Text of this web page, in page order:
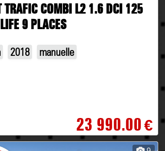
TRAFIC COMBI L2 1.6 DCI 125
9 PLACES
2018 manuelle
23 990.00€